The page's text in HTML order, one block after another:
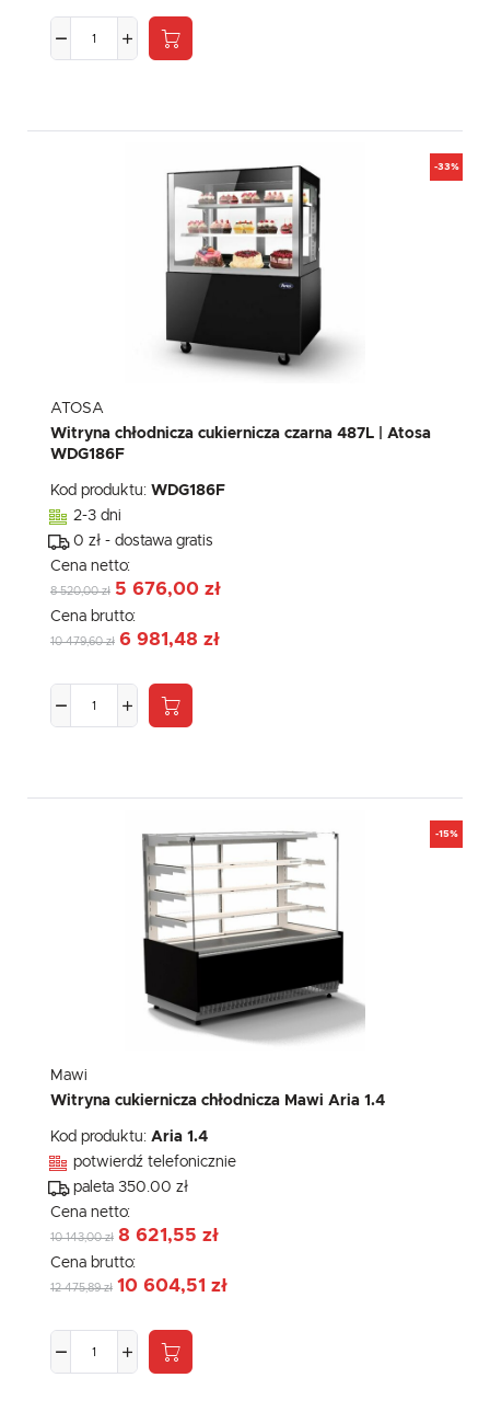
-33%
ATOSA
Witryna chłodnicza cukiernicza czarna 487L | Atosa
WDG186F
Kod produktu: WDG186F
2-3 dni
0 zł - dostawa gratis
Cena netto:
8 520,00 zł 5 676,00 zł
Cena brutto:
10 479,60 zł 6 981,48 zł
-15%
Mawi
Witryna cukiernicza chłodnicza Mawi Aria 1.4
Kod produktu: Aria 1.4
potwierdź telefonicznie
paleta 350.00 zł
Cena netto:
10 143,00 zł 8 621,55 zł
Cena brutto:
12 475,89 zł 10 604,51 zł